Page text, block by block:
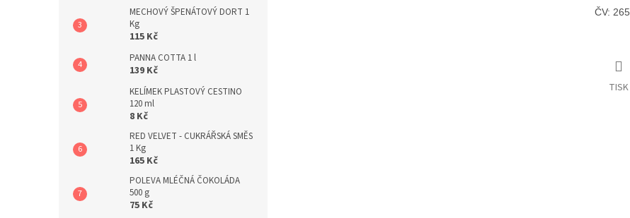
MECHOVÝ ŠPENÁTOVÝ DORT 1
Kg
115 Kč
PANNA COTTA 1 l
139 Kč
KELÍMEK PLASTOVÝ CESTINO
120 ml
8 Kč
RED VELVET - CUKRÁŘSKÁ SMĚS
1 Kg
165 Kč
POLEVA MLÉČNÁ ČOKOLÁDA
500 g
75 Kč
ČV: 265
TISK